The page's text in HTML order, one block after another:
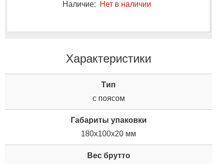
Наличие: Нет в наличии
Характеристики
Tип
с поясом
Габариты упаковки
180x100x20 мм
Вес брутто